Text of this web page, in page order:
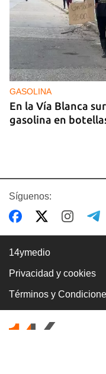
GASOLINA
En la Vía Blanca
gasolina en
Premio Literario
Síguenos:
14ymedio
Privacidad y cookies
Términos y